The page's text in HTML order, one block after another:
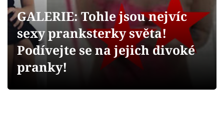
Videa
Sledujte prima+
GALERIE: Tohle jsou nejvíc
sexy pranksterky světa!
Podívejte se na jejich divoké
pranky!